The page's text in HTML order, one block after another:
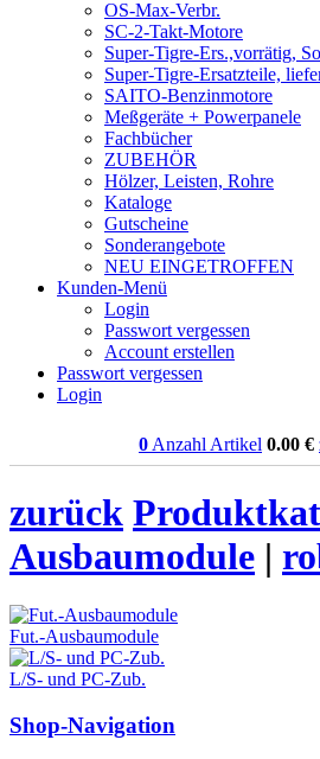
OS-Max-Verbr.
SC-2-Takt-Motore
Super-Tigre-Ers.,vorrätig,
Super-Tigre-Ersatzteile,
SAITO-Benzinmotore
Meßgeräte + Powerpanele
Fachbücher
ZUBEHÖR
Hölzer, Leisten, Rohre
Kataloge
Gutscheine
Sonderangebote
NEU EINGETROFFEN
Kunden-Menü
Login
Passwort vergessen
Account erstellen
Passwort vergessen
Login
0 Anzahl Artikel 0.00 €
zurück
Ausbaumodule |
Fut.-Ausbaumodule
L/S- und PC-Zub.
Shop-Navigation